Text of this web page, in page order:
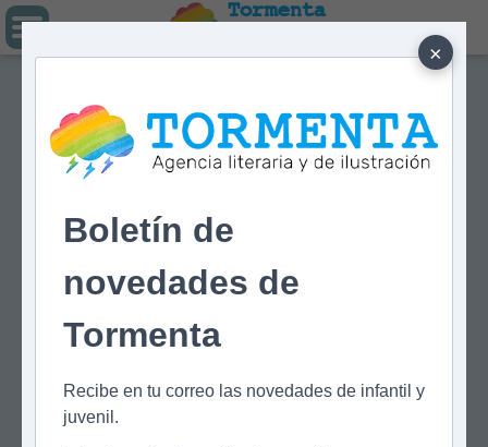
×
Boletín de
novedades de
Tormenta
Recibe en tu correo las novedades de infantil y
juvenil.
Tormenta